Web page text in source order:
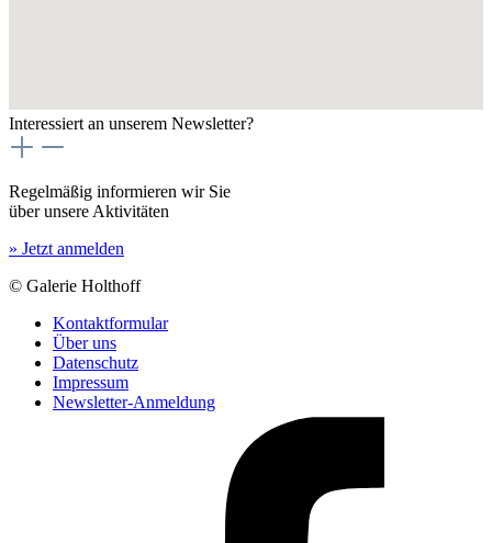
Interessiert an unserem Newsletter?
Regelmäßig informieren wir Sie
über unsere Aktivitäten
» Jetzt anmelden
© Galerie Holthoff
Kontaktformular
Über uns
Datenschutz
Impressum
Newsletter-Anmeldung